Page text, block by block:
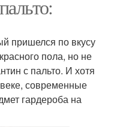
пришелся по вкусу
пола, но не
с пальто. И хотя
современные
гардероба на